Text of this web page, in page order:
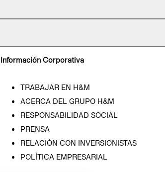
Información Corporativa
TRABAJAR EN H&M
ACERCA DEL GRUPO H&M
RESPONSABILIDAD SOCIAL
PRENSA
RELACIÓN CON INVERSIONISTAS
POLÍTICA EMPRESARIAL